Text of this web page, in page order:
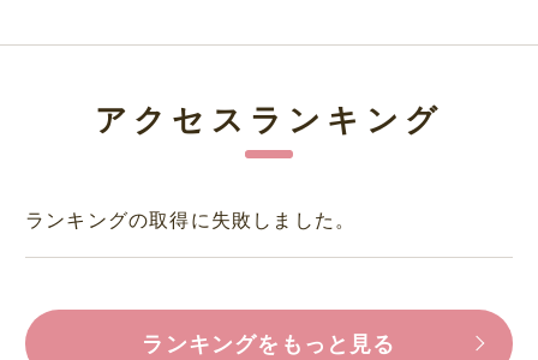
アクセスランキング
ランキングの取得に失敗しました。
ランキングをもっと見る